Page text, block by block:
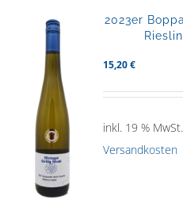
2023er
15,20€
inkl. 19 % MwSt.
Versandkosten